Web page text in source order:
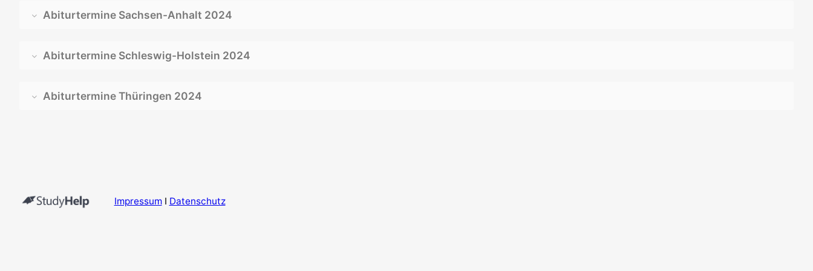
Abiturtermine Sachsen-Anhalt 2024
Abiturtermine Schleswig-Holstein 2024
Abiturtermine Thüringen 2024
ImpressumI Datenschutz